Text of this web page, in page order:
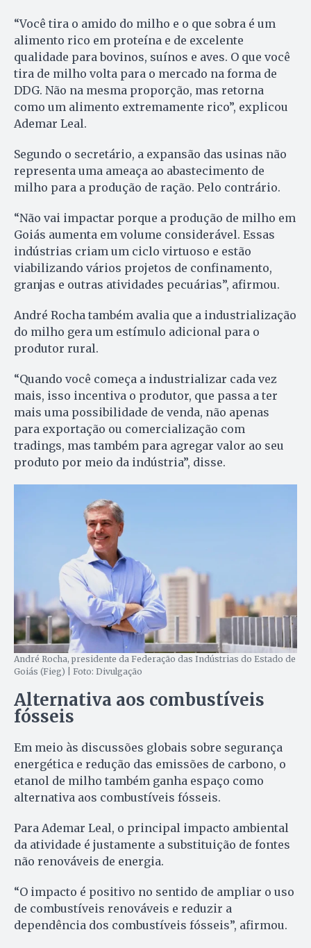
“Você tira o amido do milho e o que sobra é um
alimento rico em proteína e de excelente
qualidade para bovinos, suínos e aves. O que você
tira de milho volta para o mercado na forma de
DDG. Não na mesma proporção, mas retorna
como um alimento extremamente rico”, explicou
Ademar Leal.
Segundo o secretário, a expansão das usinas não
representa uma ameaça ao abastecimento de
milho para a produção de ração. Pelo contrário.
“Não vai impactar porque a produção de milho em
Goiás aumenta em volume considerável. Essas
indústrias criam um ciclo virtuoso e estão
viabilizando vários projetos de confinamento,
granjas e outras atividades pecuárias”, afirmou.
André Rocha também avalia que a industrialização
do milho gera um estímulo adicional para o
produtor rural.
“Quando você começa a industrializar cada vez
mais, isso incentiva o produtor, que passa a ter
mais uma possibilidade de venda, não apenas
para exportação ou comercialização com
tradings, mas também para agregar valor ao seu
produto por meio da indústria”, disse.
André Rocha, presidente da Federação das Indústrias do Estado de
Goiás (Fieg) | Foto: Divulgação
Alternativa aos combustíveis
fósseis
Em meio às discussões globais sobre segurança
energética e redução das emissões de carbono, o
etanol de milho também ganha espaço como
alternativa aos combustíveis fósseis.
Para Ademar Leal, o principal impacto ambiental
da atividade é justamente a substituição de fontes
não renováveis de energia.
“O impacto é positivo no sentido de ampliar o uso
de combustíveis renováveis e reduzir a
dependência dos combustíveis fósseis”, afirmou.